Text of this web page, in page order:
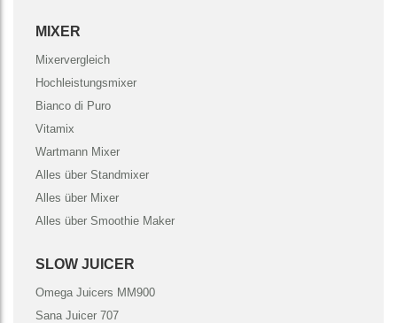
MIXER
Mixervergleich
Hochleistungsmixer
Bianco di Puro
Vitamix
Wartmann Mixer
Alles über Standmixer
Alles über Mixer
Alles über Smoothie Maker
SLOW JUICER
Omega Juicers MM900
Sana Juicer 707